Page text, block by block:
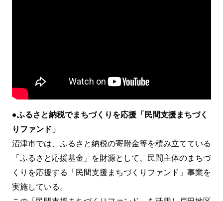
●ふるさと納税でまちづくりを応援「民間支援まちづく
りファンド」
沼津市では、ふるさと納税の寄附金等を積み立てている
「ふるさと応援基金」を財源として、民間主体のまちづ
くりを応援する「民間支援まちづくりファンド」事業を
実施している。